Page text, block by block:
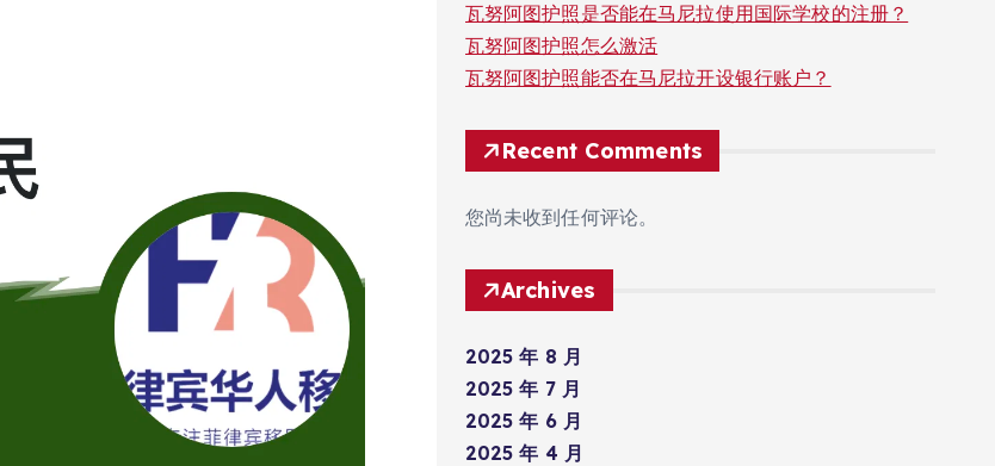
瓦努阿图护照是否能在马尼拉使用国际学校的注册？
瓦努阿图护照怎么激活
瓦努阿图护照能否在马尼拉开设银行账户？
Recent Comments
您尚未收到任何评论。
Archives
2025 年 8 月
2025 年 7 月
2025 年 6 月
2025 年 4 月